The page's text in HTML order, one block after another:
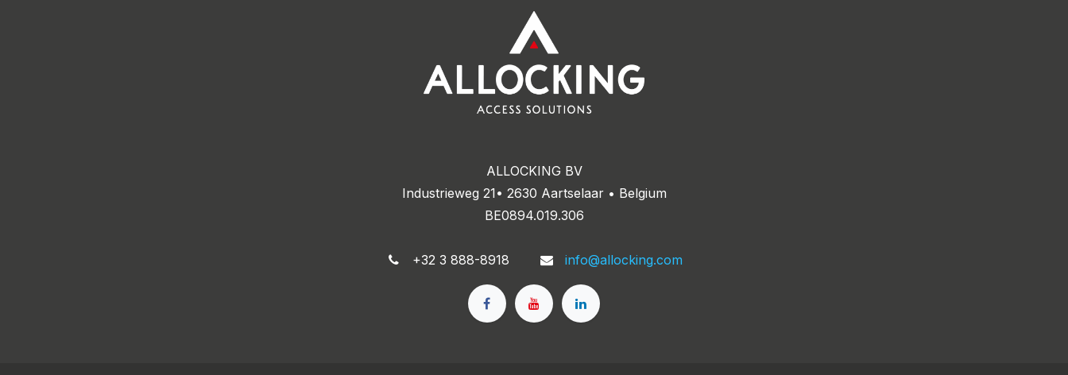
ALLOCKING BV
Industrieweg 21• 2630 Aartselaar • Belgium
BE0894.019.306
+32 3 888-8918 info@allocking.com